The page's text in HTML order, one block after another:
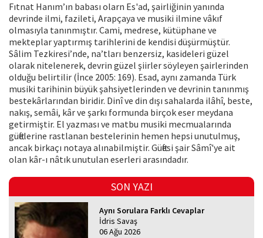
Fıtnat Hanım’ın babası olarn Es'ad, şairliğinin yanında
devrinde ilmi, fazileti, Arapçaya ve musiki ilmine vâkıf
olmasıyla tanınmıştır. Cami, medrese, kütüphane ve
mekteplar yaptırmış tarihlerini de kendisi düşürmüştür.
Sâlim Tezkiresi’nde, na’tları benzersiz, kasideleri güzel
olarak nitelenerek, devrin güzel şiirler söyleyen şairlerinden
olduğu belirtilir (İnce 2005: 169). Esad, aynı zamanda Türk
musiki tarihinin büyük şahsiyetlerinden ve devrinin tanınmış
bestekârlarından biridir. Dinî ve din dışı sahalarda ilâhî, beste,
nakış, semâi, kâr ve şarkı formunda birçok eser meydana
getirmiştir. El yazması ve matbu musiki mecmualarında
güftelerine rastlanan bestelerinin hemen hepsi unutulmuş,
ancak birkaçı notaya alınabilmiştir. Güftesi şair Sâmî'ye ait
olan kâr-ı nâtık unutulan eserleri arasındadır.
SON YAZI
Aynı Sorulara Farklı Cevaplar
İdris Savaş
06 Ağu 2026